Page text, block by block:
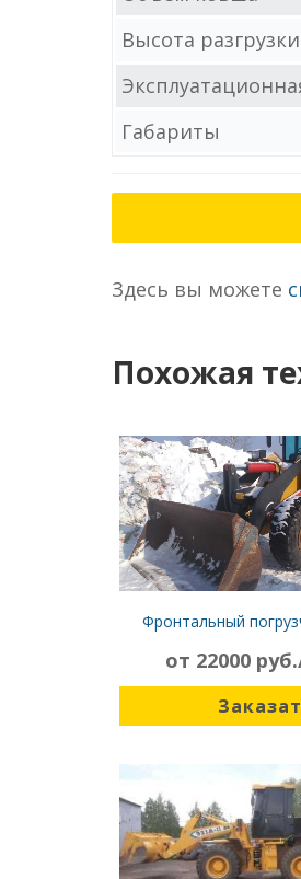
Высота разгрузки
Габариты
Здесь вы можете
Похожая
Фронтальный
от 22000